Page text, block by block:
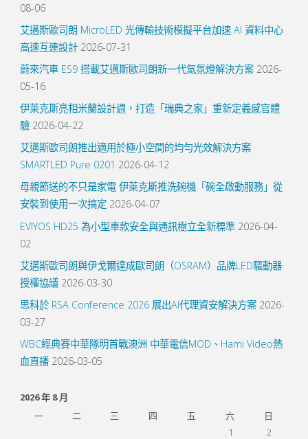
08-06
艾邁斯歐司朗 MicroLED 光傳輸技術模擬平台加速 AI 資料中心
高速互連設計 2026-07-31
蔚來汽車 ES9 搭載艾邁斯歐司朗新一代氣氛燈解決方案 2026-
05-16
伊萊克斯亮相米蘭設計週，打造「瑞典之家」重新定義感官體
驗 2026-04-22
艾邁斯歐司朗推出適用於極小空間的均勻光效解決方案
SMARTLED Pure 0201 2026-04-12
母親節送的不只是家電 伊萊克斯推洗碗機「碗全啟動服務」從
安裝到使用一次搞定 2026-04-07
EVIYOS HD25 為小型車款安全與通訊樹立全新標準 2026-04-
02
艾邁斯歐司朗與伊戈爾達成歐司朗（OSRAM）品牌LED驅動器
授權協議 2026-03-30
思科於 RSA Conference 2026 展出AI代理資安解決方案 2026-
03-27
WBC經典賽中華隊明首戰澳洲 中華電信MOD、Hami Video熱
血直播 2026-03-05
2026 年 8 月
一
二 三 四 五 六
日
1
2